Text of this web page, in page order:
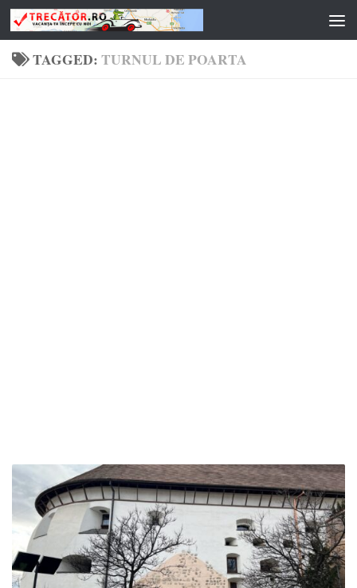
Skip to content
TAGGED:TURNUL DE POARTA